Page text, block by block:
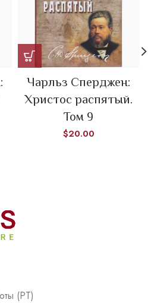
Чарльз Сперджен:
Христос распятый.
Том 9
$20.00
(PT)